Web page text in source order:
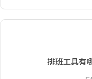
排班工具有